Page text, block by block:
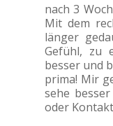
nach 3
Mit dem
länger
Gefühl, zu
besser und
prima! Mir
sehe
oder